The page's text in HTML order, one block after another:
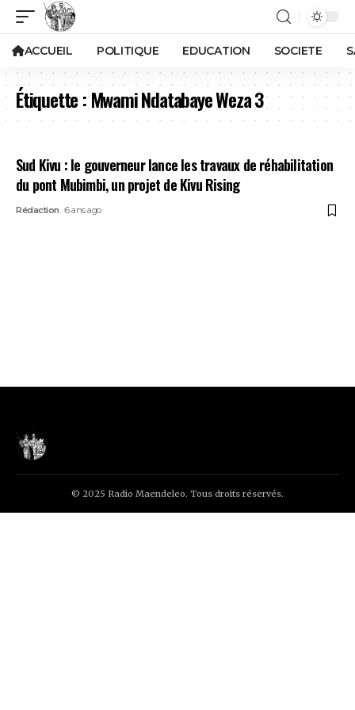
ACCUEIL POLITIQUE EDUCATION SOCIETE
Étiquette :Mwami Ndatabaye Weza 3
Sud Kivu : le gouverneur lance les travaux de réhabilitation
du pont Mubimbi, un projet de Kivu Rising
Rédaction 6 ans ago
© 2025 Radio Maendeleo. Tous droits réservés.